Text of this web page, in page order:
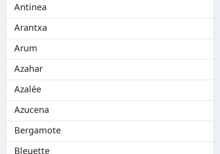
Antinea
Arantxa
Arum
Azahar
Azalée
Azucena
Bergamote
Bleuette